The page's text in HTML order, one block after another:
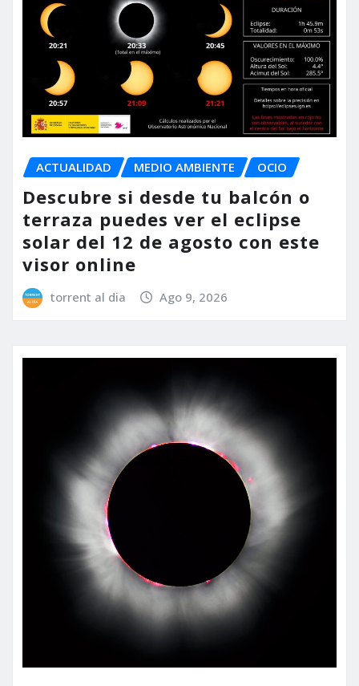
ACTUALIDAD MEDIO AMBIENTE OCIO
Descubre si desde tu balcón o
terraza puedes ver el eclipse
solar del 12 de agosto con este
visor online
torrent al dia Ago 9, 2026